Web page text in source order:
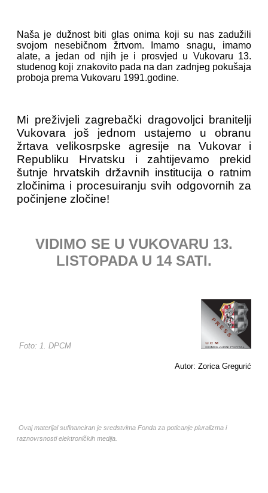
Naša je dužnost biti glas onima koji su nas zadužili
svojom nesebičnom žrtvom. Imamo snagu, imamo
alate, a jedan od njih je i prosvjed u Vukovaru 13.
studenog koji znakovito pada na dan zadnjeg pokušaja
proboja prema Vukovaru 1991.godine.
Mi preživjeli zagrebački dragovoljci branitelji
Vukovara još jednom ustajemo u obranu
žrtava velikosrpske agresije na Vukovar i
Republiku Hrvatsku i zahtijevamo prekid
šutnje hrvatskih državnih institucija o ratnim
zločinima i procesuiranju svih odgovornih za
počinjene zločine!
VIDIMO SE U VUKOVARU 13.
LISTOPADA U 14 SATI.
Foto: 1. DPCM
Autor: Zorica Gregurić
Ovaj materijal sufinanciran je sredstvima Fonda za poticanje pluralizma i
raznovrsnosti elektroničkih medija.